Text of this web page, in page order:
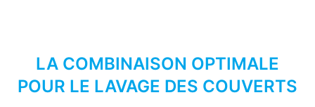
LA COMBINAISON OPTIMALE
POUR LE LAVAGE DES COUVERTS